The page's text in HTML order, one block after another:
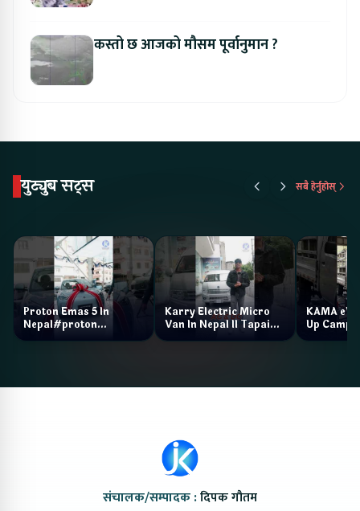
कस्तो छ आजको मौसम पूर्वानुमान ?
युट्युब सट्स सबै हेर्नुहोस्
Proton Emas 5 In
Nepal#proton
#protonemas5#protonnepal#evcarnepal
Karry Electric Micro
Van In Nepal II Tapaiko
Bazar II Jankari
KAMA eV
Up Camp
संचालक/सम्पादक :दिपक गौतम